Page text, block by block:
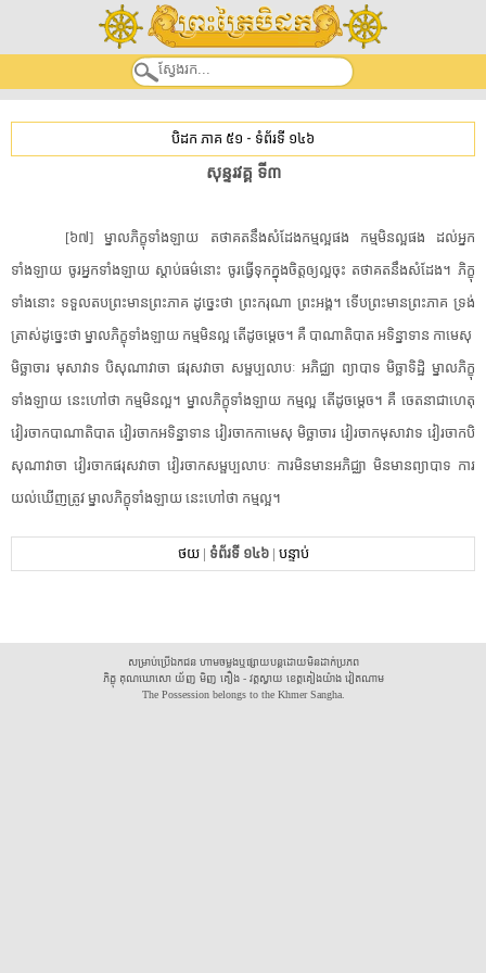
បិដក ភាគ ៥១ - ទំព័រទី ១៤៦
សុន្ទរ​វគ្គ​ ​ទី៣​
[​៦៧​]​ ​ម្នាល​ភិក្ខុ​ទាំងឡាយ​ ​តថាគត​នឹង​សំដែង​កម្ម​ល្អ​ផង​ ​កម្ម​មិនល្អ​ផង​ ​ដល់​អ្នក​
ទាំងឡាយ​ ​ចូរ​អ្នក​ទាំងឡាយ​ ​ស្តាប់ធម៌​នោះ​ ​ចូរ​ធ្វើ​ទុក​ក្នុងចិត្ត​ឲ្យ​ល្អ​ចុះ​ ​តថាគត​នឹង​សំដែង​។​ ​ភិក្ខុ​
ទាំងនោះ​ ​ទទួល​តប​ព្រះមានព្រះភាគ​ ​ដូច្នេះ​ថា​ ​ព្រះករុណា​ ​ព្រះអង្គ​។​ ​ទើប​ព្រះមានព្រះភាគ​ ​ទ្រង់​
ត្រាស់​ដូច្នេះ​ថា​ ​ម្នាល​ភិក្ខុ​ទាំងឡាយ​ ​កម្ម​មិនល្អ​ ​តើ​ដូចម្តេច​។​ ​គឺ​ ​បាណាតិបាត​ ​អទិន្នាទាន​ ​កា​មេ​សុ​ ​
មិច្ឆាចារ​ ​មុសាវាទ​ ​បិ​សុ​ណា​វាចា​ ​ផរុសវាចា​ ​សម្ផ​ប្ប​លា​បៈ​ ​អភិជ្ឈា​ ​ព្យាបាទ​ ​មិច្ឆាទិដ្ឋិ​ ​ម្នាល​ភិក្ខុ​
ទាំងឡាយ​ ​នេះ​ហៅថា​ ​កម្ម​មិនល្អ​។​ ​ម្នាល​ភិក្ខុ​ទាំងឡាយ​ ​កម្ម​ល្អ​ ​តើ​ដូចម្តេច​។​ ​គឺ​ ​ចេតនា​ជាហេតុ​
វៀរចាក​បាណាតិបាត​ ​វៀរចាក​អទិន្នាទាន​ ​វៀរចាក​កា​មេ​សុ​ ​មិច្ឆាចារ​ ​វៀរចាក​មុសាវាទ​ ​វៀរចាក​បិ​
សុ​ណា​វាចា​ ​វៀរចាក​ផរុសវាចា​ ​វៀរចាក​សម្ផ​ប្ប​លា​បៈ​ ​ការ​មិន​មាន​អភិជ្ឈា​ ​មិន​មាន​ព្យាបាទ​ ​ការ
យល់ឃើញ​ត្រូវ​ ​ម្នាល​ភិក្ខុ​ទាំងឡាយ​ ​នេះ​ហៅថា​ ​កម្ម​ល្អ​។
ថយ| ទំព័រទី ១៤៦| បន្ទាប់
សម្រាប់ប្រើឯកជន ហាមចម្លងឬផ្សាយបន្តដោយមិនដាក់ប្រភព
ភិក្ខុ គុណឃោសោ យ័ញ មិញ គឿង - វត្តស្វាយ ខេត្តគៀងយ៉ាង វៀតណាម
The Possession belongs to the Khmer Sangha.